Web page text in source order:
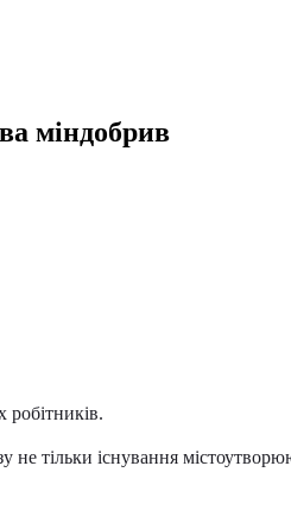
міндобрив
робітників.
не тільки існування